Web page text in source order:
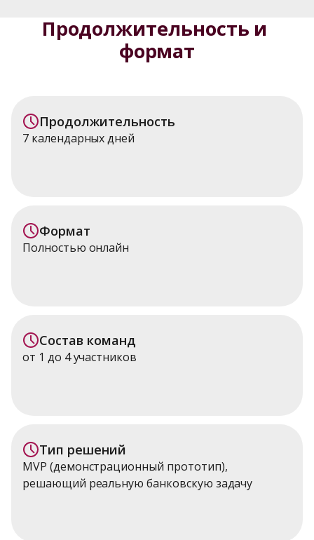
Продолжительность и
формат
Продолжительность
7 календарных дней
Формат
Полностью онлайн
Состав команд
от 1 до 4 участников
Тип решений
MVP (демонстрационный прототип),
решающий реальную банковскую задачу